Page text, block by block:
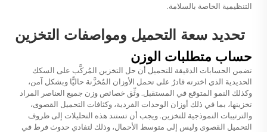
التنظيمية الخاصة بالسلامة.
تحديد سعة التحميل ومواصفات التخزين
حساب متطلبات الوزن
تضمن الحسابات الدقيقة للتحميل أن حل التخزين المُركَّب على السكك
الحديدية الذي اخترته قادرٌ على تحمل الأوزان المُخزَّنة حاليًّا وبشكل آمن،
وكذلك النمو المتوقع في المستقبل. وثِّق خصائص وزن جميع العناصر المراد
تخزينها، بما في ذلك أوزان الوحدات الفردية، وكثافات التحميل القصوى،
والترتيبات النموذجية للتخزين. ويجب أن تستند هذه التحليلات إلى ظروف
التحميل القصوى وليس إلى متوسط الأحمال، وذلك لتفادي حدوث فرط في